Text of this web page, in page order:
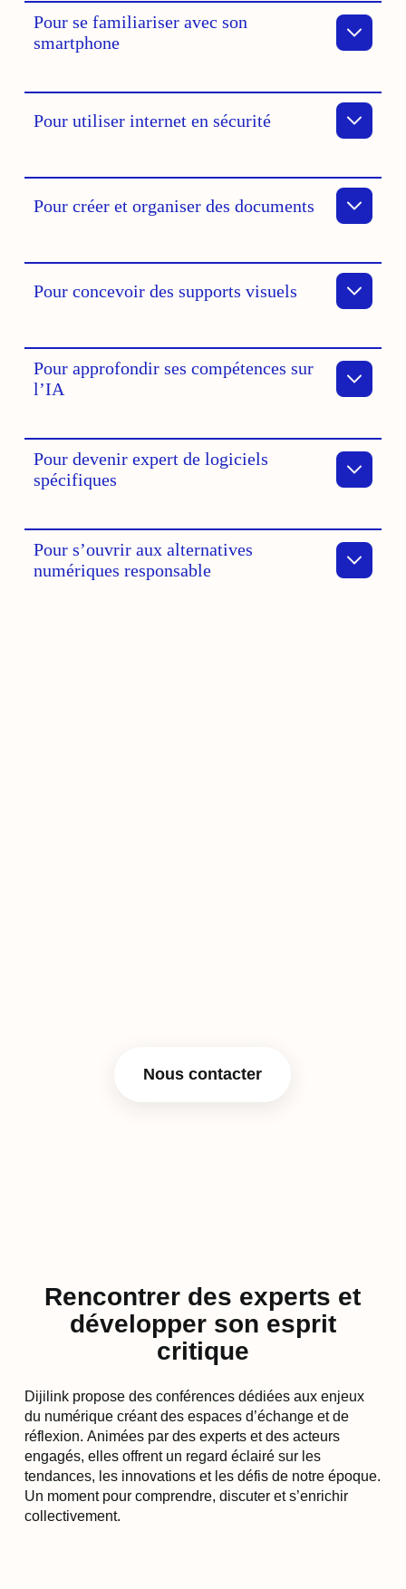
Pour se familiariser avec son
smartphone
Pour utiliser internet en sécurité
Pour créer et organiser des documents
Pour concevoir des supports visuels
Pour approfondir ses compétences sur
l’IA
Pour devenir expert de logiciels
spécifiques
Pour s’ouvrir aux alternatives
numériques responsable
Nous contacter
Rencontrer des experts et
développer son esprit
critique
Dijilink propose des conférences dédiées aux enjeux
du numérique créant des espaces d’échange et de
réflexion. Animées par des experts et des acteurs
engagés, elles offrent un regard éclairé sur les
tendances, les innovations et les défis de notre époque.
Un moment pour comprendre, discuter et s’enrichir
collectivement.